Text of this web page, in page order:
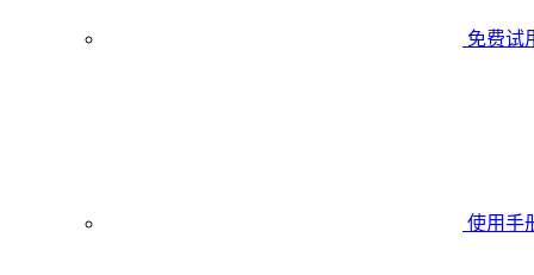
免费试
使用手